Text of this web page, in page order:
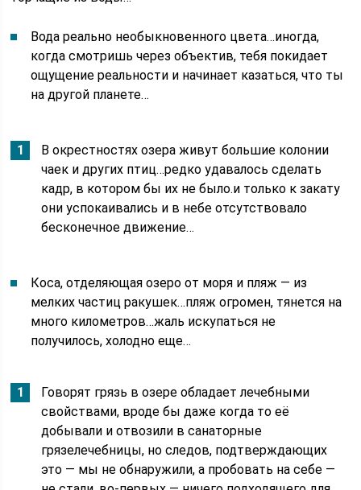
Вода реально необыкновенного цвета…иногда,
когда смотришь через объектив, тебя покидает
ощущение реальности и начинает казаться, что ты
на другой планете…
В окрестностях озера живут большие колонии
чаек и других птиц…редко удавалось сделать
кадр, в котором бы их не было.и только к закату
они успокаивались и в небе отсутствовало
бесконечное движение…
Коса, отделяющая озеро от моря и пляж — из
мелких частиц ракушек…пляж огромен, тянется на
много километров…жаль искупаться не
получилось, холодно еще…
Говорят грязь в озере обладает лечебными
свойствами, вроде бы даже когда то её
добывали и отвозили в санаторные
грязелечебницы, но следов, подтверждающих
это — мы не обнаружили, а пробовать на себе —